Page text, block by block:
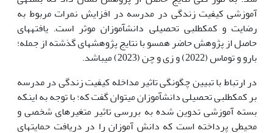
آموزشی کیفیت زندگی در مدرسه در افزایش نمرات مربوط به
رضایت و کمک­طلبی تحصیلی دانش­آموزان موثر است. یافته­های
حاصل از پژوهش حاضر همسو با نتایج پژوهش­های گذشته از جمله؛
بارو و توماس (2022) و زی و چن (2023) می­باشد.
در ارتباط با تبیین چگونگی تاثیر مداخله کیفیت زندگی در مدرسه
بر کمک­طلبی تحصیلی دانش­آموزان می­توان گفت که؛ با توجه به این­که
بسته آموزشی تدوین شده به بررسی تاثیر متغیرهای شخصی و
محیطی پرداخته است که دانش آموزان را در دریافت حمایت­های